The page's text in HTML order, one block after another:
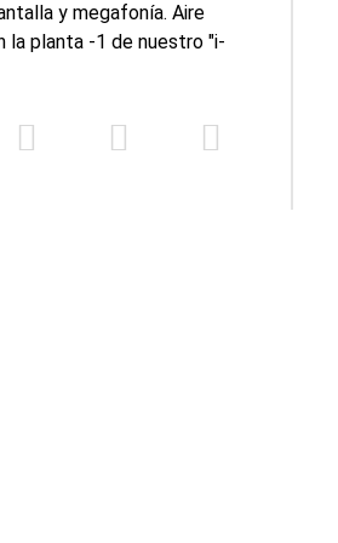
y megafonía. Aire
la planta -1 de nuestro "i-